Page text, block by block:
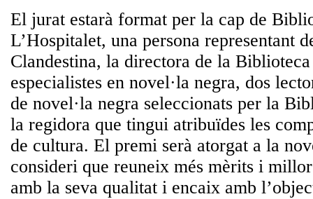
El jurat estarà format per la cap de
L’Hospitalet, una persona representant
Clandestina, la directora de la
especialistes en novel·la negra, dos
de novel·la negra seleccionats per la
la regidora que tingui atribuïdes les
de cultura. El premi serà atorgat a la
consideri que reuneix més mèrits i
amb la seva qualitat i encaix amb